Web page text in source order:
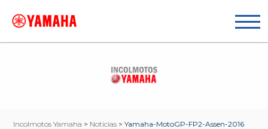
Incolmotos Yamaha > Noticias > Yamaha-MotoGP-FP2-Assen-2016